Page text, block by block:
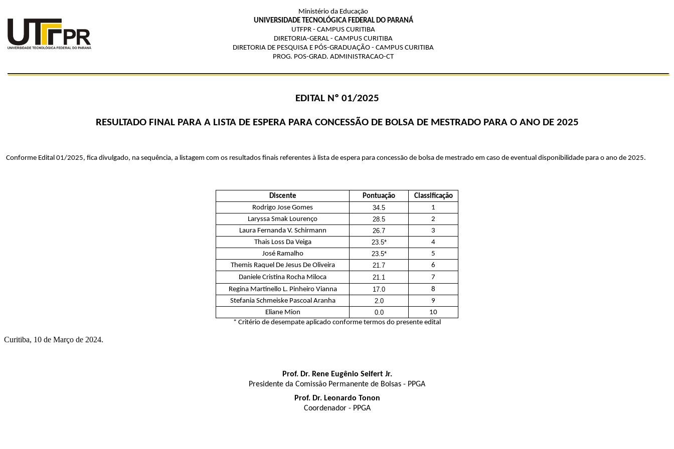
Ministério da Educação
UNIVERSIDADE TECNOLÓGICA FEDERAL DO PARANÁ
UTFPR - CAMPUS CURITIBA
DIRETORIA-GERAL - CAMPUS CURITIBA
DIRETORIA DE PESQUISA E PÓS-GRADUAÇÃO - CAMPUS CURITIBA
PROG. POS-GRAD. ADMINISTRACAO-CT
EDITAL Nº 01/2025
RESULTADO FINAL PARA A LISTA DE ESPERA PARA CONCESSÃO DE BOLSA DE MESTRADO PARA O ANO DE 2025
Conforme Edital 01/2025, fica divulgado, na sequência, a listagem com os resultados finais referentes à lista de espera para concessão de bolsa de mestrado em caso de eventual disponibilidade para o ano de 2025.
Discente Pontuação
Classificação
Rodrigo Jose Gomes
34.5
1
Laryssa Smak Lourenço
28.5
2
Laura Fernanda V. Schirmann
26.7
3
Thais Loss Da Veiga
23.5*
4
José Ramalho
23.5*
5
Themis Raquel De Jesus De Oliveira
21.7
6
Daniele Cristina Rocha Miloca
21.1
7
Regina Martinello L. Pinheiro Vianna
17.0
8
Stefania Schmeiske Pascoal Aranha
2.0
9
Eliane Mion
0.0
10
* Critério de desempate aplicado conforme termos do presente edital
Curitiba, 10 de Março de 2024.
Prof. Dr. Rene Eugênio Seifert Jr.
Presidente da Comissão Permanente de Bolsas - PPGA
Prof. Dr. Leonardo Tonon
Coordenador - PPGA